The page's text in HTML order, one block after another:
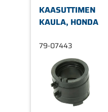
KAASUTTIMEN
KAULA, HONDA
79-07443